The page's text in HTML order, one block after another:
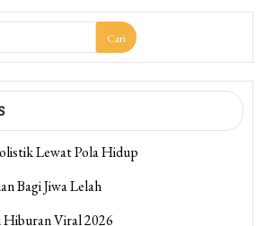
Cari
Lewat Pola Hidup
Bagi Jiwa Lelah
Hiburan Viral 2026